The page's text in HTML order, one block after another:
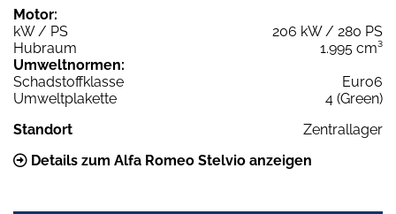
Motor:
kW / PS
206 kW / 280 PS
Hubraum
1.995 cm³
Umweltnormen:
Schadstoffklasse
Euro6
Umweltplakette
4 (Green)
Standort
Zentrallager
Details zum Alfa Romeo Stelvio anzeigen